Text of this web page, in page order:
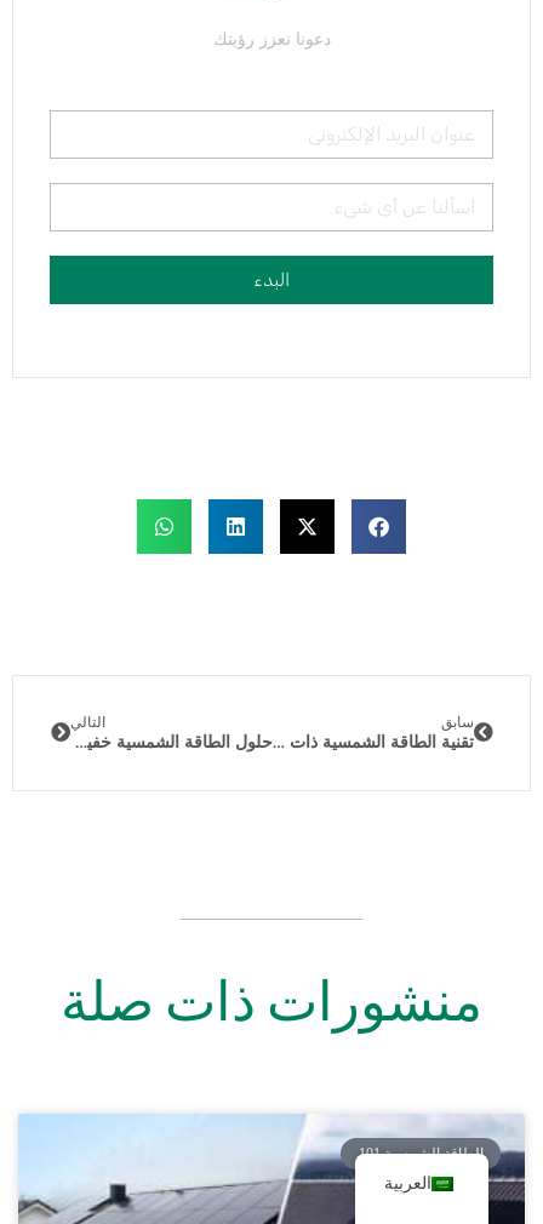
دعونا نعزز رؤيتك
البدء
سابق
تقنية الطاقة الشمسية ذات الاتصال الخلفي: القصة الحقيقية للجيل القادم من الألواح المرنة
التالي
حلول الطاقة الشمسية خفيفة الوزن ومخصصة: تتجاوز وحدات الطاقة الشمسية القياسية للتركيبات الصعبة
منشورات ذات صلة
الطاقة الشمسية 101
العربية